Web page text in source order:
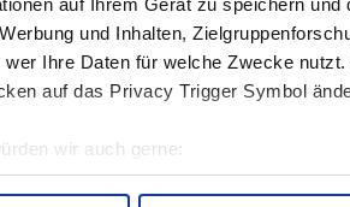
und Inhalten,
wer Ihre Daten für welche Zwecke
auf das Privacy Trigger Symbol
wir auch gerne:
geografische Lage erfassen, welche